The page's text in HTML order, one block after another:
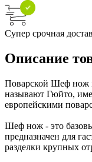
Супер срочная
Описание
Поварской Шеф нож
называют Гюйто,
европейскими
Шеф нож - это
предназначен для
разделки крупных